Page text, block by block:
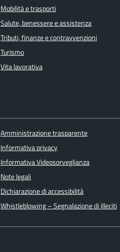
Mobilità e trasporti
Salute, benessere e assistenza
Tributi, finanze e contravvenzioni
Turismo
Vita lavorativa
Amministrazione trasparente
Informativa privacy
Informativa Videosorveglianza
Note legali
Dichiarazione di accessibilità
Whistleblowing – Segnalazione di illeciti